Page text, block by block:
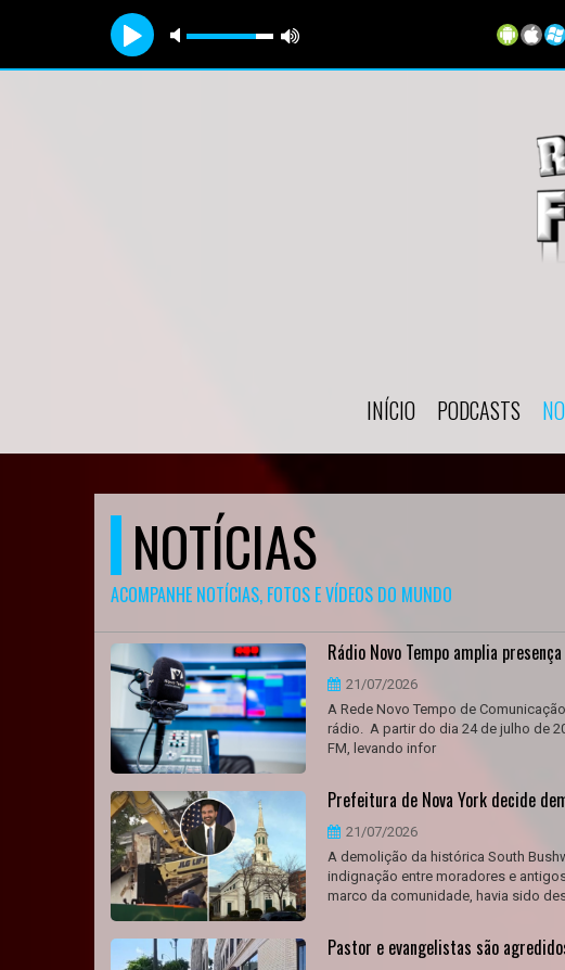
INÍCIO PODCASTS
NOTÍCIAS
ACOMPANHE NOTÍCIAS, FOTOS E VÍDEOS DO MUNDO
Rádio Novo Tempo amplia
21/07/2026
A Rede Novo Tempo de
rádio. A partir do dia 24 de julho de
FM, levando infor
Prefeitura de Nova York decide
21/07/2026
A demolição da histórica South
indignação entre moradores e
marco da comunidade, havia sido
Pastor e evangelistas são